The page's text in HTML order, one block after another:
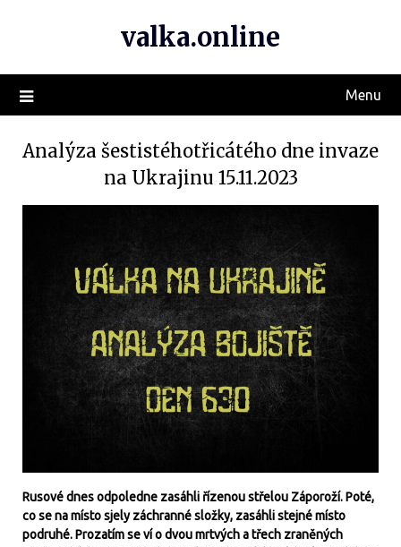
valka.online
Menu
Analýza šestistéhotřicátého dne invaze
na Ukrajinu 15.11.2023
Rusové dnes odpoledne zasáhli řízenou střelou Záporoží. Poté,
co se na místo sjely záchranné složky, zasáhli stejné místo
podruhé. Prozatím se ví o dvou mrtvých a třech zraněných